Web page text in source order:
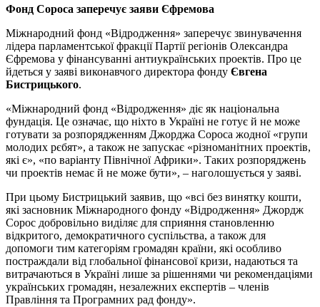
Фонд Сороса заперечує заяви Єфремова
Міжнародний фонд «Відродження» заперечує звинувачення
лідера парламентської фракції Партії регіонів Олександра
Єфремова у фінансуванні антиукраїнських проектів. Про це
йдеться у заяві виконавчого директора фонду Євгена
Бистрицького.
«Міжнародний фонд «Відродження» діє як національна
фундація. Це означає, що ніхто в Україні не готує й не може
готувати за розпорядженням Джорджа Сороса жодної «групи
молодих рєбят», а також не запускає «різноманітних проектів,
які є», «по варіанту Північної Африки». Таких розпоряджень
чи проектів немає й не може бути», – наголошується у заяві.
При цьому Бистрицький заявив, що «всі без винятку кошти,
які засновник Міжнародного фонду «Відродження» Джордж
Сорос добровільно виділяє для сприяння становленню
відкритого, демократичного суспільства, а також для
допомоги тим категоріям громадян країни, які особливо
постраждали від глобальної фінансової кризи, надаються та
витрачаються в Україні лише за рішеннями чи рекомендаціями
українських громадян, незалежних експертів – членів
Правління та Програмних рад фонду».